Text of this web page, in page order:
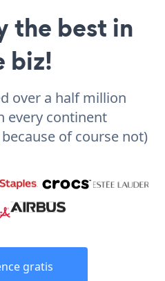
the best in
biz!
over a half million
every continent
of course not)
gratis